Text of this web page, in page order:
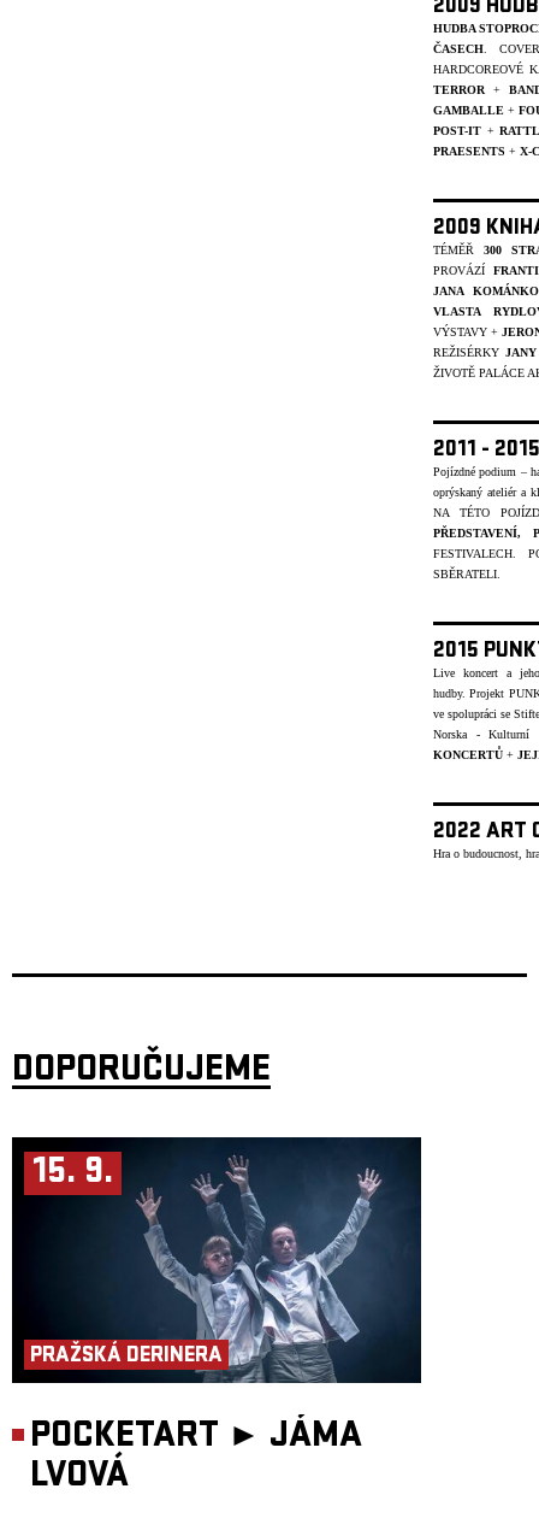
2009
HUDBA
ČASECH .
HARDCOREOVÉ
TERROR +
GAMBALLE +
POST-IT +
PRAESENTS + X-
2009
TÉMĚŘ 300
PROVÁZÍ
JANA
VLASTA
VÝSTAVY +
REŽISÉRKY
ŽIVOTĚ PALÁCE
2011 -
Pojízdné podium –
oprýskaný ateliér a
NA TÉTO
PŘEDSTAVENÍ,
FESTIVALECH.
SBĚRATELI.
2015
Live koncert a
hudby.Projekt
ve spolupráci se
Norska - Kulturní
KONCERTŮ +
2022 ART
Hra o budoucnost,
DOPORUČUJEME
15. 9.
PRAŽSKÁ DERINERA
POCKETART ► JÁMA
LVOVÁ